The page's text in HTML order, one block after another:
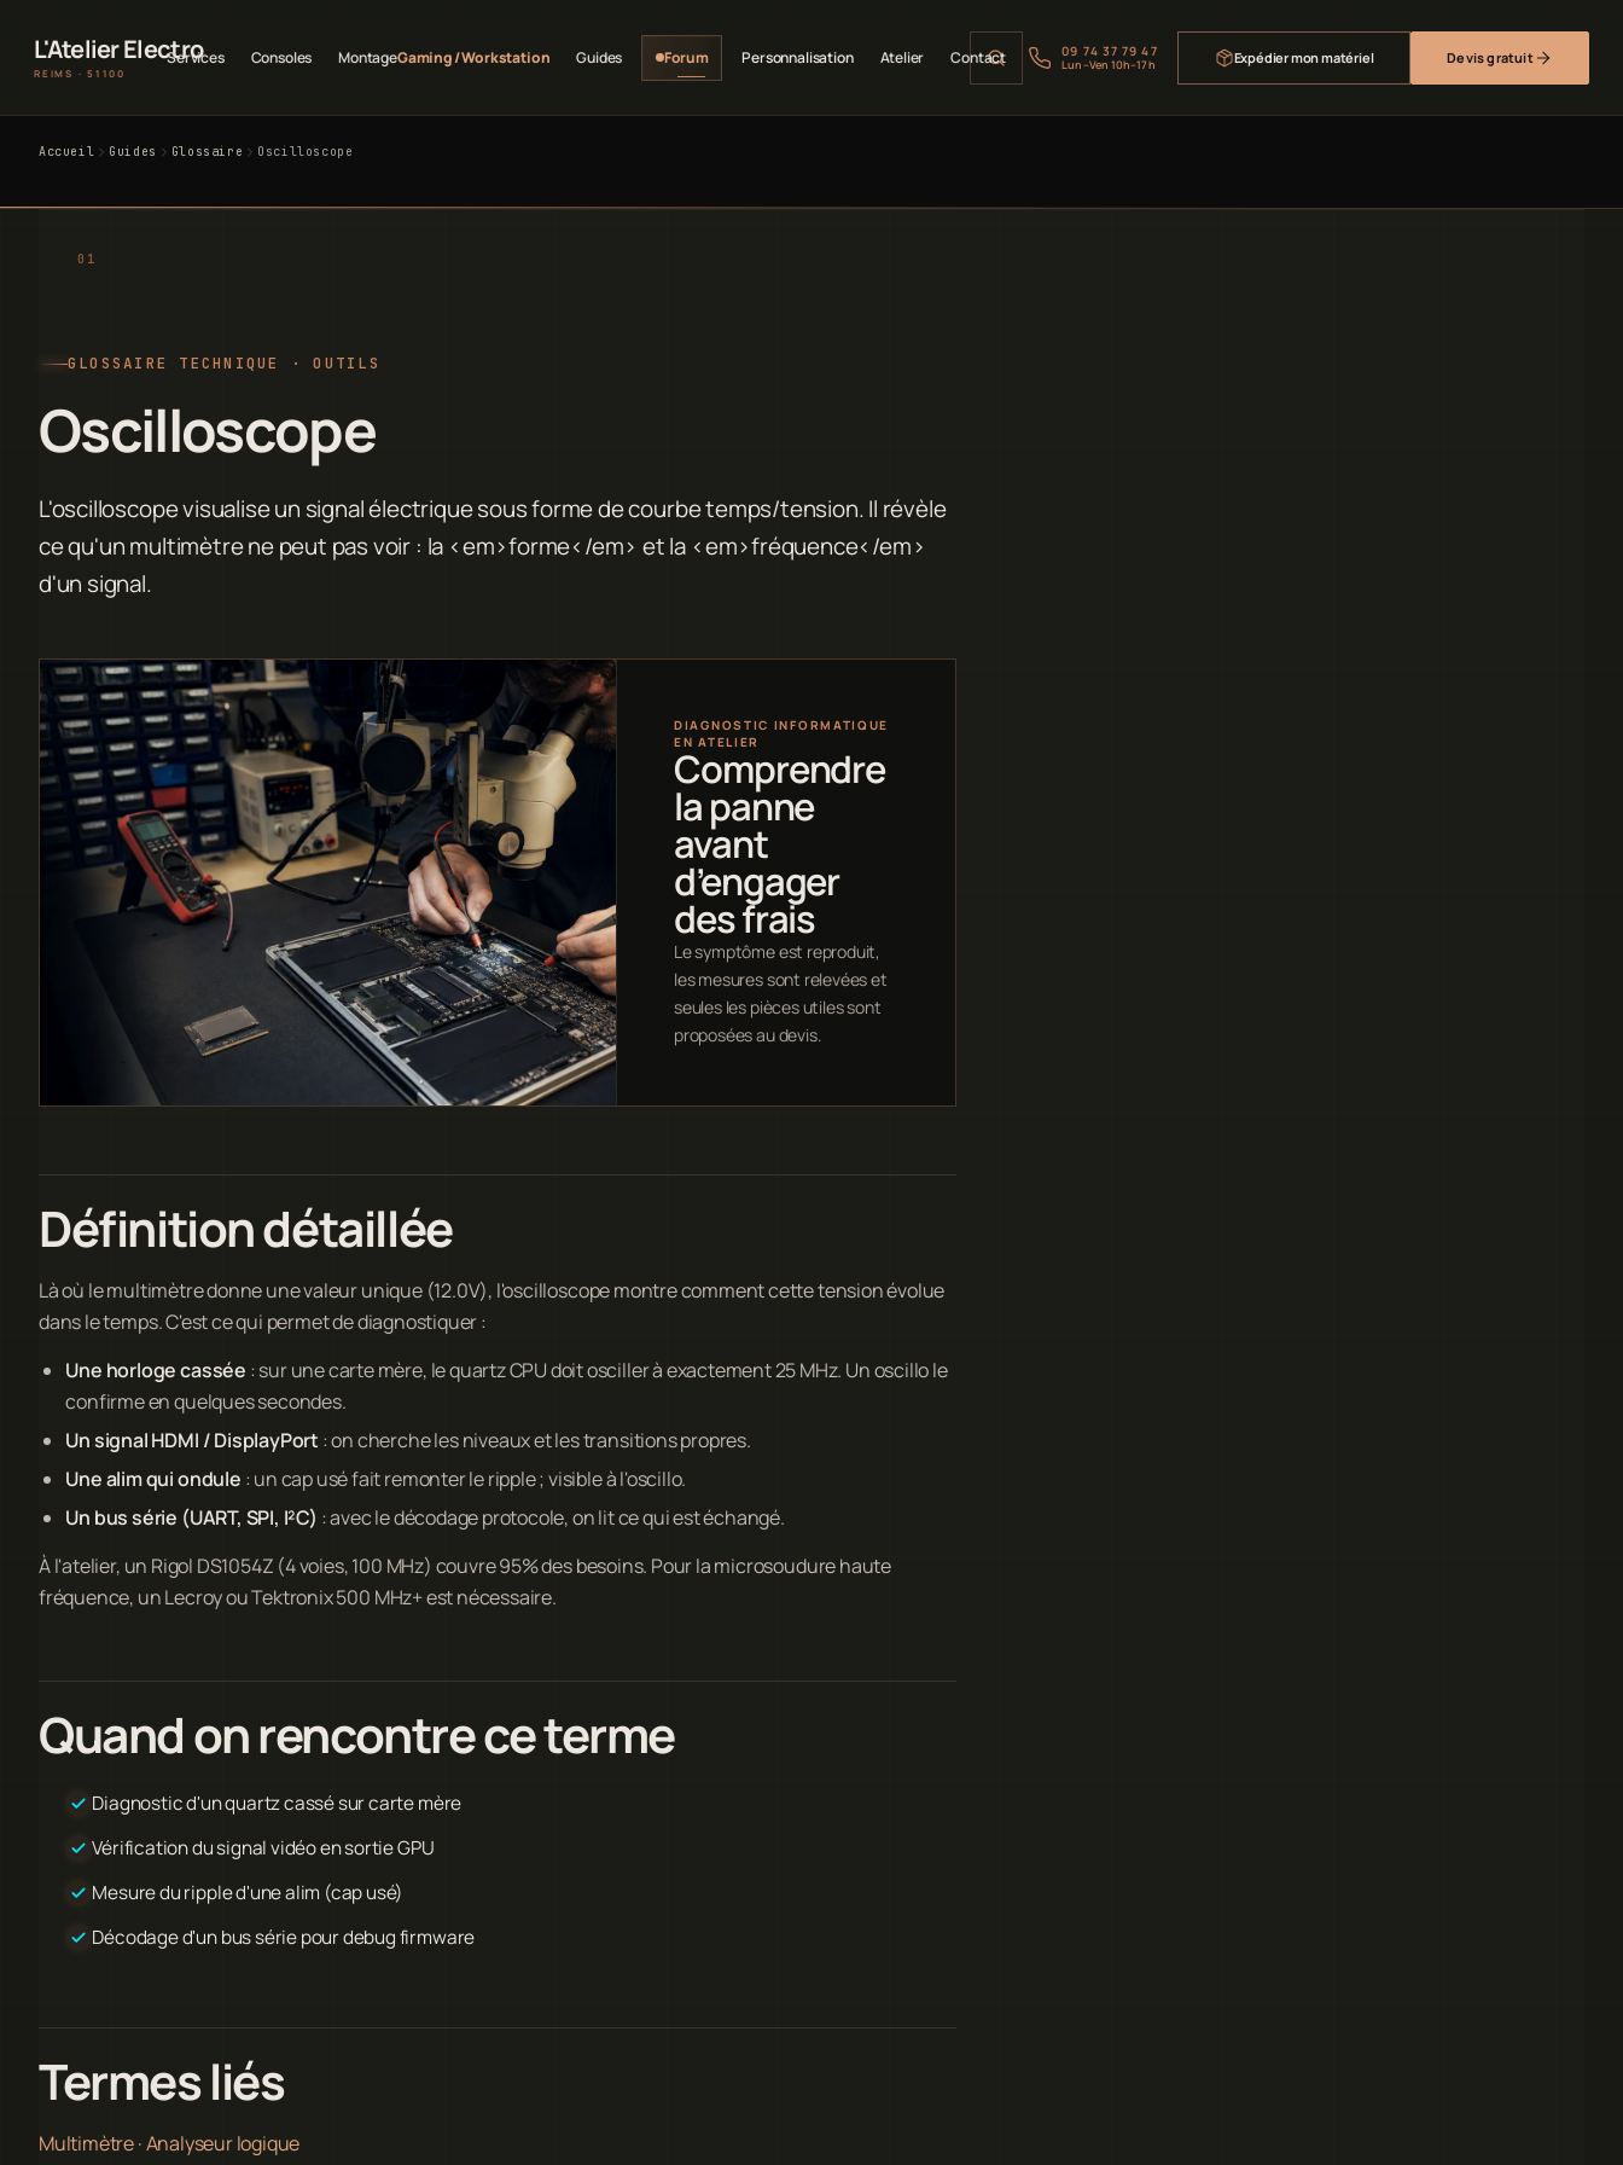
L'Atelier Electro
REIMS · 51100
Services Consoles MontageGaming / Workstation Guides Forum Personnalisation Atelier Contact 09 74 37 79 47
Lun–Ven 10h–17h Expédier mon matériel Devis gratuit
Accueil Guides Glossaire Oscilloscope
GLOSSAIRE TECHNIQUE · OUTILS
Oscilloscope
L'oscilloscope visualise un signal électrique sous forme de courbe temps/tension. Il révèle
ce qu'un multimètre ne peut pas voir : la <em>forme</em> et la <em>fréquence</em>
d'un signal.
DIAGNOSTIC INFORMATIQUE
EN ATELIER
Comprendre
la panne
avant
d’engager
des frais
Le symptôme est reproduit,
les mesures sont relevées et
seules les pièces utiles sont
proposées au devis.
Définition détaillée
Là où le multimètre donne une valeur unique (12.0V), l'oscilloscope montre comment cette tension évolue
dans le temps. C'est ce qui permet de diagnostiquer :
Une horloge cassée : sur une carte mère, le quartz CPU doit osciller à exactement 25 MHz. Un oscillo le
confirme en quelques secondes.
Un signal HDMI / DisplayPort : on cherche les niveaux et les transitions propres.
Une alim qui ondule : un cap usé fait remonter le ripple ; visible à l'oscillo.
Un bus série (UART, SPI, I²C) : avec le décodage protocole, on lit ce qui est échangé.
À l'atelier, un Rigol DS1054Z (4 voies, 100 MHz) couvre 95% des besoins. Pour la microsoudure haute
fréquence, un Lecroy ou Tektronix 500 MHz+ est nécessaire.
Quand on rencontre ce terme
Diagnostic d'un quartz cassé sur carte mère
Vérification du signal vidéo en sortie GPU
Mesure du ripple d'une alim (cap usé)
Décodage d'un bus série pour debug firmware
Termes liés
Multimètre·Analyseur logique